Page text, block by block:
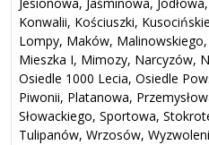
Konwalii, Kościuszki,
Lompy, Maków,
Mieszka I, Mimozy, Narcyzów,
Osiedle 1000 Lecia, Osiedle
Piwonii, Platanowa,
Słowackiego, Sportowa,
Tulipanów, Wrzosów,